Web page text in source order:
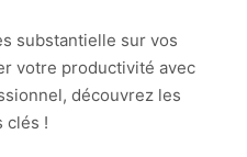
substantielle sur vos
votre productivité avec
découvrez les
clés !